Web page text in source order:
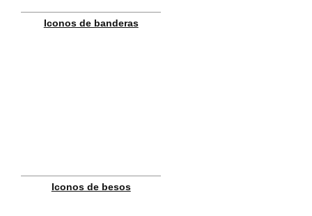
Iconos de banderas
Iconos de besos